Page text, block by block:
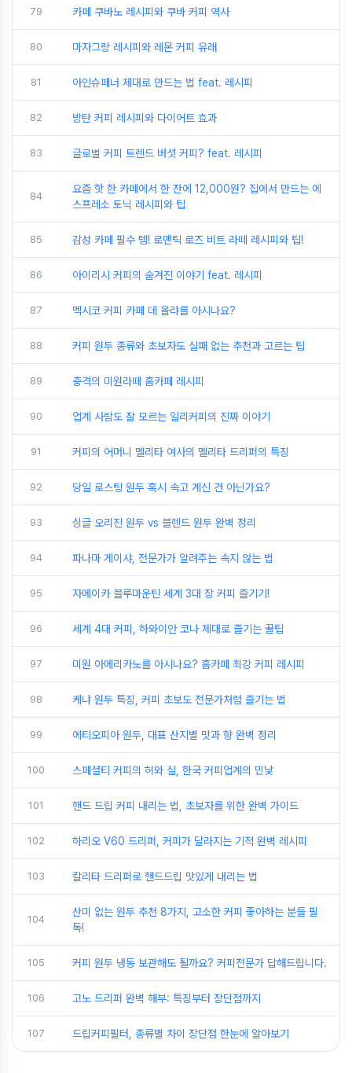
79 카페 쿠바노 레시피와 쿠바 커피 역사
80 마자그랑 레시피와 레몬 커피 유래
81 아인슈페너 제대로 만드는 법 feat. 레시피
82 방탄 커피 레시피와 다이어트 효과
83 글로벌 커피 트렌드 버섯 커피? feat. 레시피
84
요즘 핫 한 카페에서 한 잔에 12,000원? 집에서 만드는 에
스프레소 토닉 레시피와 팁
85 감성 카페 필수 템! 로맨틱 로즈 비트 라떼 레시피와 팁!
86 아이리시 커피의 숨겨진 이야기 feat. 레시피
87 멕시코 커피 카페 데 올랴를 아시나요?
88 커피 원두 종류와 초보자도 실패 없는 추천과 고르는 팁
89 충격의 미원라떼 홈카페 레시피
90 업계 사람도 잘 모르는 일리커피의 진짜 이야기
91 커피의 어머니 멜리타 여사의 멜리타 드리퍼의 특징
92 당일 로스팅 원두 혹시 속고 계신 건 아닌가요?
93 싱글 오리진 원두 vs 블렌드 원두 완벽 정리
94 파나마 게이샤, 전문가가 알려주는 속지 않는 법
95 자메이카 블루마운틴 세계 3대 장 커피 즐기기!
96 세계 4대 커피, 하와이안 코나 제대로 즐기는 꿀팁
97 미원 아메리카노를 아시나요? 홈카페 최강 커피 레시피
98 케냐 원두 특징, 커피 초보도 전문가처럼 즐기는 법
99 에티오피아 원두, 대표 산지별 맛과 향 완벽 정리
100 스페셜티 커피의 허와 실, 한국 커피업계의 민낯
101 핸드 드립 커피 내리는 법, 초보자를 위한 완벽 가이드
102 하리오 V60 드리퍼, 커피가 달라지는 기적 완벽 레시피
103 칼리타 드리퍼로 핸드드립 맛있게 내리는 법
104
산미 없는 원두 추천 8가지, 고소한 커피 좋아하는 분들 필
독!
105 커피 원두 냉동 보관해도 될까요? 커피전문가 답해드립니다.
106 고노 드리퍼 완벽 해부: 특징부터 장단점까지
107 드립커피필터, 종류별 차이 장단점 한눈에 알아보기